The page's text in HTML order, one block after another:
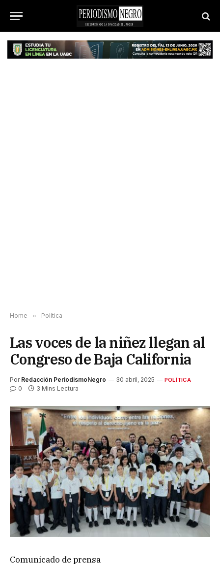
Home » Política
Las voces de la niñez llegan al
Congreso de Baja California
Por Redacción PeriodismoNegro 30 abril, 2025 POLÍTICA
0 3 Mins Lectura
Comunicado de prensa